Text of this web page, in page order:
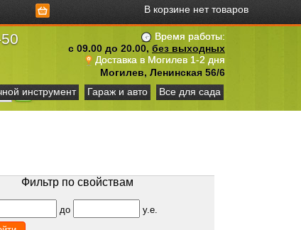
В корзине нет товаров
Время работы:
с 09.00 до 20.00, без выходных
Доставка в Могилев 1-2 дня
Могилев, Ленинская 56/6
инструмент Гараж и авто Все для сада
Фильтр по свойствам
до у.е.